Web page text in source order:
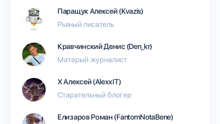
Паращук Алексей (Kvazis)
Рьяный писатель
Кравчинский Денис (Den_kr)
Матерый журналист
Х Алексей (AlexxIT)
Старательный блогер
Елизаров Роман (FantomNotaBene)